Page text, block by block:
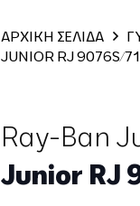
ΑΡΧΙΚΗ ΣΕΛΙΔΑ
JUNIOR RJ 9076S/
Ray-Ban
Junior RJ